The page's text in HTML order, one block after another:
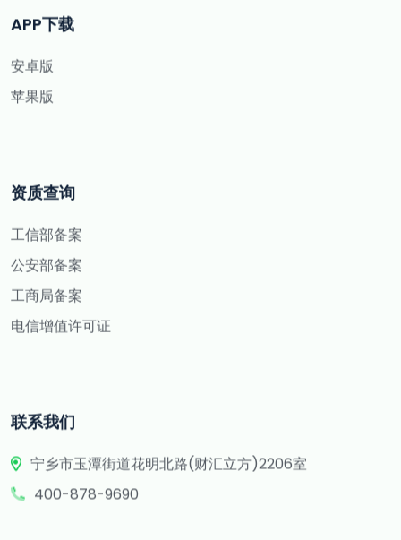
APP下载
安卓版
苹果版
资质查询
工信部备案
公安部备案
工商局备案
电信增值许可证
联系我们
宁乡市玉潭街道花明北路(财汇立方)2206室
400-878-9690